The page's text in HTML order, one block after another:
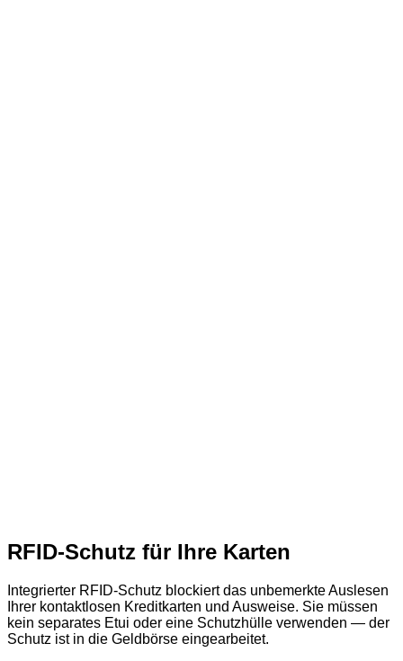
RFID-Schutz für Ihre Karten
Integrierter RFID-Schutz blockiert das unbemerkte Auslesen
Ihrer kontaktlosen Kreditkarten und Ausweise. Sie müssen
kein separates Etui oder eine Schutzhülle verwenden — der
Schutz ist in die Geldbörse eingearbeitet.